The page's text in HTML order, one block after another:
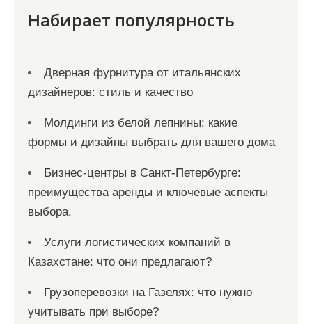
Набирает популярность
Дверная фурнитура от итальянских
дизайнеров: стиль и качество
Молдинги из белой лепнины: какие
формы и дизайны выбрать для вашего дома
Бизнес-центры в Санкт-Петербурге:
преимущества аренды и ключевые аспекты
выбора.
Услуги логистических компаний в
Казахстане: что они предлагают?
Грузоперевозки на Газелях: что нужно
учитывать при выборе?